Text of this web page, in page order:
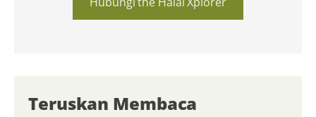
Teruskan Membaca